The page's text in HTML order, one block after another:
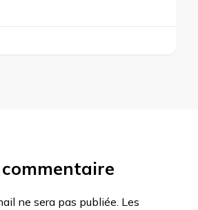
ne sera pas publiée. Les